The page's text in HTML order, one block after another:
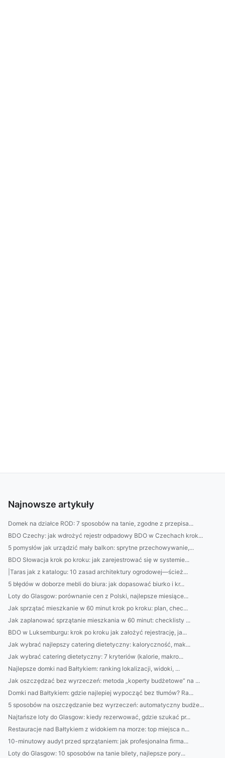
Najnowsze artykuły
Domek na działce ROD: 7 sposobów na tanie, zgodne z przepisa...
BDO Czechy: jak wdrożyć rejestr odpadowy BDO w Czechach krok...
5 pomysłów jak urządzić mały balkon: sprytne przechowywanie,...
BDO Słowacja krok po kroku: jak zarejestrować się w systemie...
|Taras jak z katalogu: 10 zasad architektury ogrodowej—ścież...
5 błędów w doborze mebli do biura: jak dopasować biurko i kr...
Loty do Glasgow: porównanie cen z Polski, najlepsze miesiące...
Jak sprzątać mieszkanie w 60 minut krok po kroku: plan, chec...
Jak zaplanować sprzątanie mieszkania w 60 minut: checklisty ...
BDO w Luksemburgu: krok po kroku jak założyć rejestrację, ja...
Jak wybrać najlepszy catering dietetyczny: kaloryczność, mak...
Jak wybrać catering dietetyczny: 7 kryteriów (kalorie, makro...
Najlepsze domki nad Bałtykiem: ranking lokalizacji, widoki, ...
Jak oszczędzać bez wyrzeczeń: metoda „koperty budżetowe” na ...
Domki nad Bałtykiem: gdzie najlepiej wypocząć bez tłumów? Ra...
5 sposobów na oszczędzanie bez wyrzeczeń: automatyczny budże...
Najtańsze loty do Glasgow: kiedy rezerwować, gdzie szukać pr...
Restauracje nad Bałtykiem z widokiem na morze: top miejsca n...
10-minutowy audyt przed sprzątaniem: jak profesjonalna firma...
Loty do Glasgow: 10 sposobów na tanie bilety, najlepsze pory...